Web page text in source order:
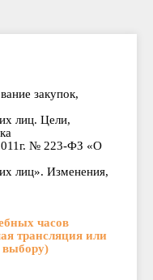
закупок,
лиц. Цели,
№ 223-ФЗ «О
лиц». Изменения,
часов
трансляция или
выбору)